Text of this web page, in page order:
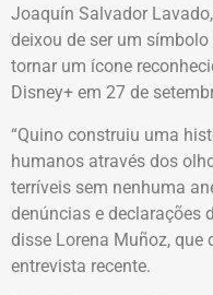
Joaquín Salvador
deixou de ser um
tornar um ícone
Disney+ em 27 de
“Quino construiu uma
humanos através dos
terríveis sem nenhuma
denúncias e declarações
disse Lorena Muñoz, que
entrevista recente.